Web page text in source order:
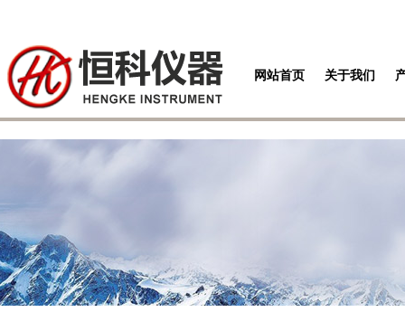
网站首页 关于我们